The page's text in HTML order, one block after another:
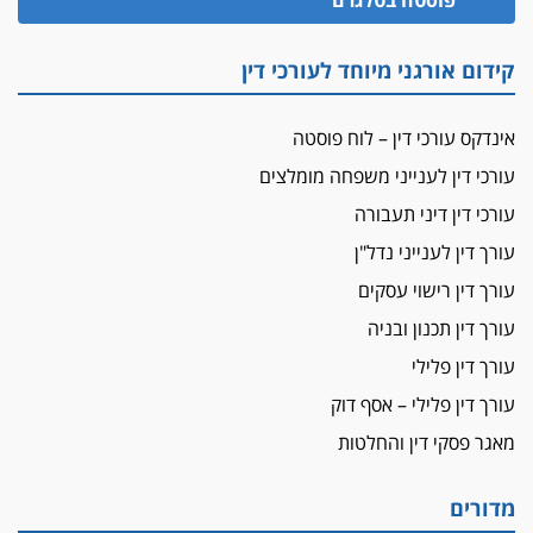
זוכה עורך-דין שהשווה את ברק לסינוואר ואת
מאסר לעורך הדין
פיקטיביות בשם פלסטינים
על המידתיות
ביה"ד המשמעתי ביטל השעיה לצמיתות של
עורכת-דין שהביעה שמחה ב-7 באוקטובר
אשם
עו"ד הלל בבייב הורשע בהונאת עשרות לקוחות,
ההסדר: 7-9 שנות מאסר
דין ומקרקעין
עורך דין ברמת השרון נחקר בחשד למרמה בעסקת
תובעת משטרתית פוטרה בחשד לעישון סמים
שנחשף בפעילות בלשים בטלגרם
קידום אורגני מיוחד לעורכי דין
אינדקס עורכי דין – לוח פוסטה
עורכי דין לענייני משפחה מומלצים
עורכי דין דיני תעבורה
עורך דין לענייני נדל"ן
עורך דין רישוי עסקים
עורך דין תכנון ובניה
עורך דין פלילי
עורך דין פלילי – אסף דוק
מאגר פסקי דין והחלטות
מדורים